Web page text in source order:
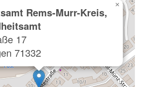
Rems-Murr-Kreis,
17
71332 Waiblingen
×